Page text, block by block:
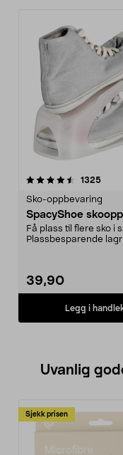
1325
Sko-oppbevaring
SpacyShoe
Få plass til flere sko i
Plassbesparende
39,90
Legg i
Uvanlig
Sjekk prisen